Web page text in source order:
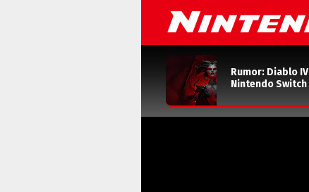
Rumor: Diablo
Nintendo